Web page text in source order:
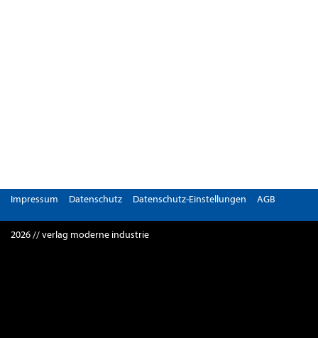
Impressum Datenschutz Datenschutz-Einstellungen AGB
2026 // verlag moderne industrie